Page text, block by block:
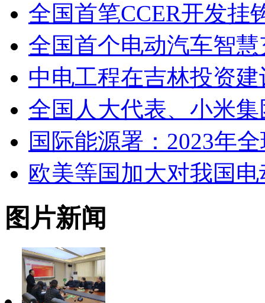
全国首笔CCER开发挂
全国首个电动汽车智
中电工程在吉林投资
全国人大代表、小米
国际能源署：2023年
欧美等国加大对我国
图片新闻